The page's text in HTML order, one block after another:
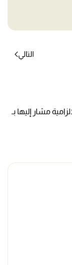
التالي
مشار إليها بـ